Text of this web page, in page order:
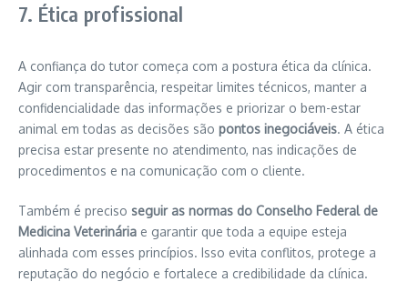
7. Ética profissional
A confiança do tutor começa com a postura ética da clínica.
Agir com transparência, respeitar limites técnicos, manter a
confidencialidade das informações e priorizar o bem-estar
animal em todas as decisões são pontos inegociáveis. A ética
precisa estar presente no atendimento, nas indicações de
procedimentos e na comunicação com o cliente.
Também é preciso seguir as normas do Conselho Federal de
Medicina Veterinária e garantir que toda a equipe esteja
alinhada com esses princípios. Isso evita conflitos, protege a
reputação do negócio e fortalece a credibilidade da clínica.